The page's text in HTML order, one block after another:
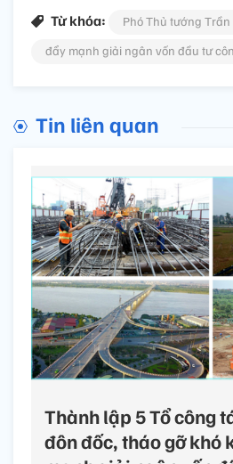
Từ khóa:
Phó Thủ tướng Trần
đẩy mạnh giải ngân vốn đầu tư
Tin liên quan
Thành lập 5 Tổ công
đôn đốc, tháo gỡ khó